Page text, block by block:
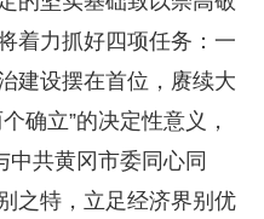
着力抓好四项任务：一
建设摆在首位，赓续大
确立”的决定性意义，
中共黄冈市委同心同
之特，立足经济界别优